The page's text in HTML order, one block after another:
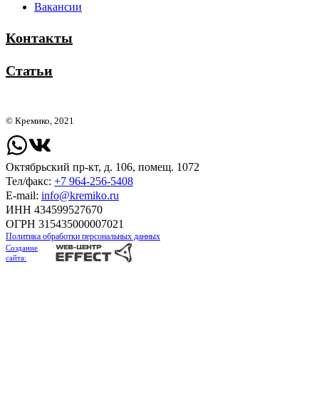
Вакансии
Контакты
Статьи
© Кремико, 2021
Октябрьский пр-кт, д. 106, помещ. 1072
Тел/факс: +7 964-256-5408
Е-mail: info@kremiko.ru
ИНН 434599527670
ОГРН 315435000007021
Политика обработки персональных данных
Создание
сайта: